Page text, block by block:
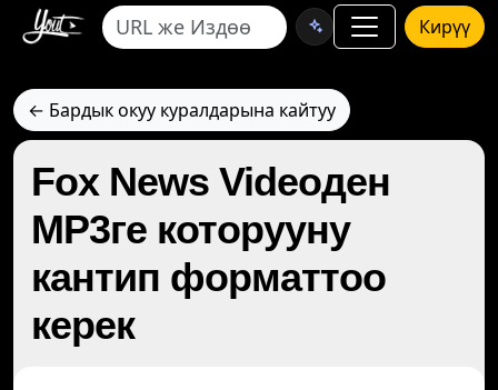
Кирүү
← Бардык окуу куралдарына кайтуу
Fox News Videoден
MP3ге которууну
кантип форматтоо
керек